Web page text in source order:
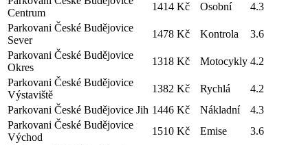
Centrum
1414 Kč Osobní
4.3
Parkovani České Budějovice
Sever
1478 Kč Kontrola
3.6
Parkovani České Budějovice
Okres
1318 Kč Motocykly 4.2
Parkovani České Budějovice
Výstaviště
1382 Kč Rychlá
4.2
Parkovani České Budějovice Jih 1446 Kč Nákladní
4.3
Parkovani České Budějovice
Východ
1510 Kč Emise
3.6